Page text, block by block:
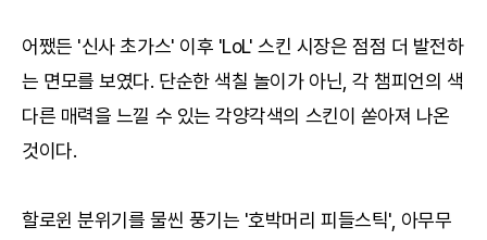
어쨌든 '신사 초가스' 이후 'LoL' 스킨 시장은 점점 더 발전하
는 면모를 보였다. 단순한 색칠 놀이가 아닌, 각 챔피언의 색
다른 매력을 느낄 수 있는 각양각색의 스킨이 쏟아져 나온
것이다.
할로윈 분위기를 물씬 풍기는 '호박머리 피들스틱', 아무무